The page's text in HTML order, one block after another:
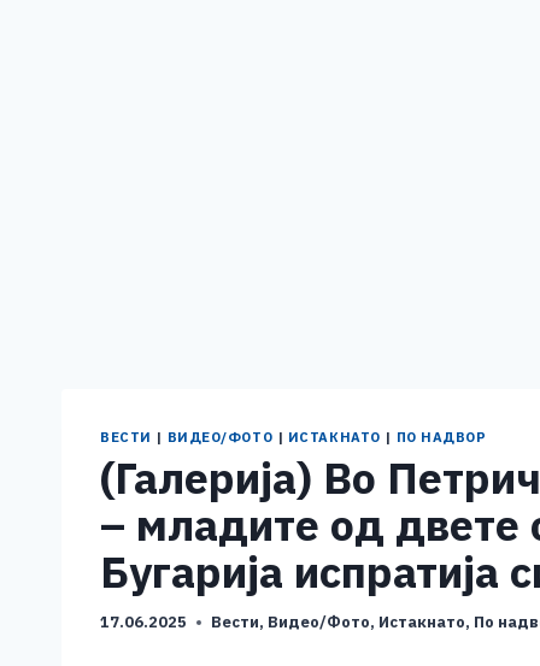
ВЕСТИ | ВИДЕО/ФОТО | ИСТАКНАТО | ПО НАДВОР
(Галерија) Во
– младите од двете
Бугарија испратија
17.06.2025 Вести, Видео/Фото, Истакнато, По